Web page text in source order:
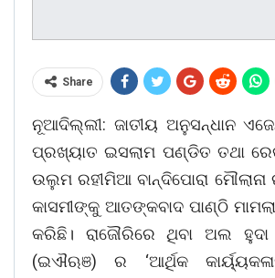
Share
ନୂଆଦିଲ୍ଲୀ: ଜାତୀୟ ଅନୁସନ୍ଧାନ
ପ୍ରଖ୍ୟାତ ଇସଲାମ ପଣ୍ଡିତ ତଥା
ଉଲୁମ ରହୀମିଆ ବାନ୍ଦିପୋରା
କାସମୀଙ୍କୁ ଆତଙ୍କବାଦ ପାଣ୍ଠି
କରିଛି। ରାଜୌରିରେ ଥିବା ଅଲ
(ଇଐଋଞ) ର ‘ଆର୍ଥିକ